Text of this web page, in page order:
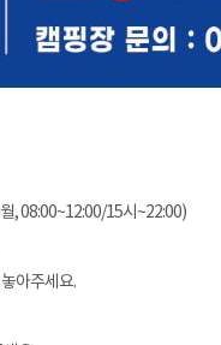
, 08:00~12:00/15시~22:00)
아주세요.